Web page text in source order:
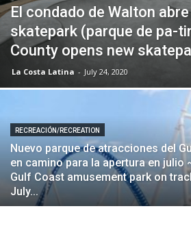
El condado de Walton
skatepark (parque de pa-
County opens new
La Costa Latina - July 24, 2020
RECREACIÓN/RECREATION
Nuevo parque de atracciones del
en camino para la apertura en julio
Gulf Coast amusement park on
July...